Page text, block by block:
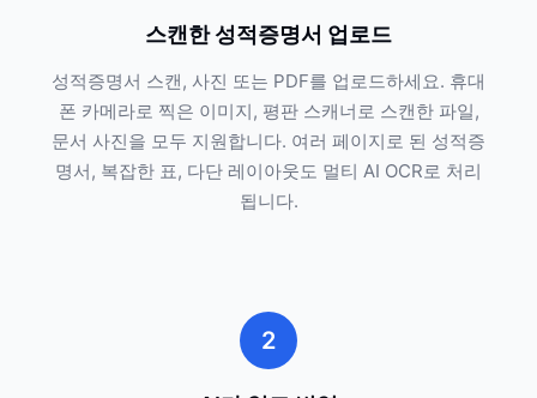
스캔한 성적증명서 업로드
성적증명서 스캔, 사진 또는 PDF를 업로드하세요. 휴대
폰 카메라로 찍은 이미지, 평판 스캐너로 스캔한 파일,
문서 사진을 모두 지원합니다. 여러 페이지로 된 성적증
명서, 복잡한 표, 다단 레이아웃도 멀티 AI OCR로 처리
됩니다.
2